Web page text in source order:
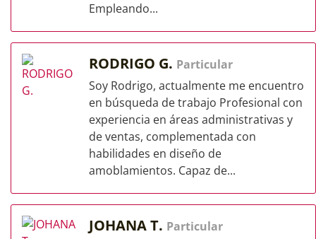
Empleando...
RODRIGO G. Particular
Soy Rodrigo, actualmente me encuentro
en búsqueda de trabajo Profesional con
experiencia en áreas administrativas y
de ventas, complementada con
habilidades en diseño de
amoblamientos. Capaz de...
JOHANA T. Particular